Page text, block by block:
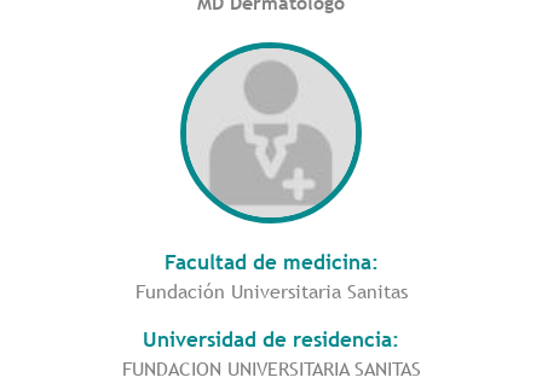
Facultad de medicina:
Fundación Universitaria Sanitas
Universidad de residencia:
FUNDACION UNIVERSITARIA SANITAS